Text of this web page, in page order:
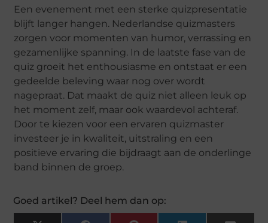
Een evenement met een sterke quizpresentatie
blijft langer hangen. Nederlandse quizmasters
zorgen voor momenten van humor, verrassing en
gezamenlijke spanning. In de laatste fase van de
quiz groeit het enthousiasme en ontstaat er een
gedeelde beleving waar nog over wordt
nagepraat. Dat maakt de quiz niet alleen leuk op
het moment zelf, maar ook waardevol achteraf.
Door te kiezen voor een ervaren quizmaster
investeer je in kwaliteit, uitstraling en een
positieve ervaring die bijdraagt aan de onderlinge
band binnen de groep.
Goed artikel? Deel hem dan op: